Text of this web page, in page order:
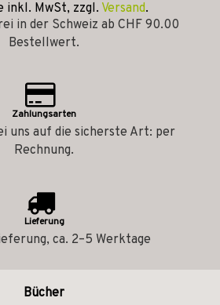
inkl. MwSt, zzgl. Versand.
in der Schweiz ab CHF 90.00
Bestellwert.
Zahlungsarten
uns auf die sicherste Art: per
Rechnung.
Lieferung
ca. 2–5 Werktage
Bücher